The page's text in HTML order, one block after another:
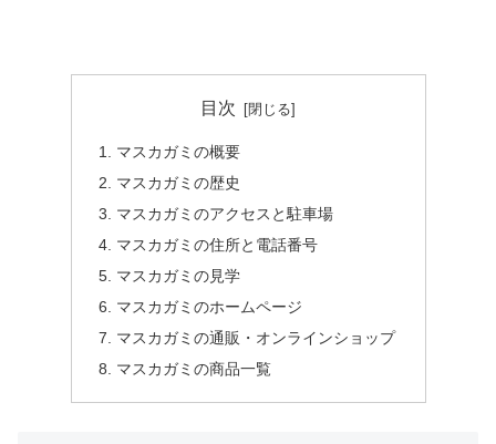
目次
マスカガミの概要
マスカガミの歴史
マスカガミのアクセスと駐車場
マスカガミの住所と電話番号
マスカガミの見学
マスカガミのホームページ
マスカガミの通販・オンラインショップ
マスカガミの商品一覧